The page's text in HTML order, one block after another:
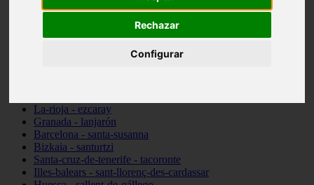
Rechazar
Configurar
Las-palmas - yaiza
Valladolid - fuensaldaña
La-rioja - ezcaray
Granada - lanjarón
Barcelona - santa-susanna
Bizkaia - santurtzi
Santa-cruz-de-tenerife - tacoronte
Illes-balears - sant-llorenç-des-cardassar